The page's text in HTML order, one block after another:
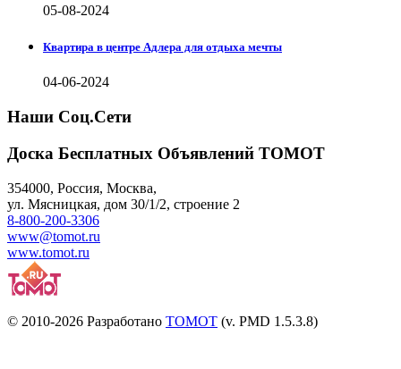
05-08-2024
Квартира в центре Адлера для отдыха мечты
04-06-2024
Наши Соц.Сети
Доска Бесплатных Объявлений ТОМОТ
354000, Россия, Москва,
ул. Мясницкая, дом 30/1/2, строение 2
8-800-200-3306
www@tomot.ru
www.tomot.ru
© 2010-2026 Разработано TOMOT (v. PMD 1.5.3.8)